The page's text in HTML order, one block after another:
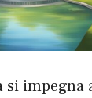
si impegna